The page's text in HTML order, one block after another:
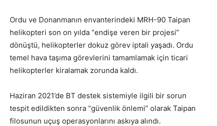
Ordu ve Donanmanın envanterindeki MRH-90 Taipan
helikopteri son on yılda “endişe veren bir projesi”
dönüştü, helikopterler dokuz görev iptali yaşadı. Ordu
temel hava taşıma görevlerini tamamlamak için ticari
helikopterler kiralamak zorunda kaldı.
Haziran 2021’de BT destek sistemiyle ilgili bir sorun
tespit edildikten sonra “güvenlik önlemi” olarak Taipan
filosunun uçuş operasyonlarını askıya alındı.